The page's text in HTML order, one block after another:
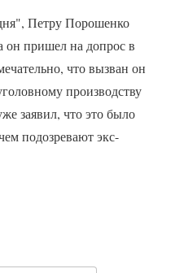
Петру Порошенко
он пришел на допрос в
что вызван он
производству
заявил, что это было
подозревают экс-